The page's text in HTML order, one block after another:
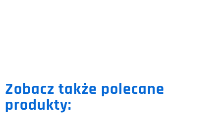
Zobacz także polecane
produkty: